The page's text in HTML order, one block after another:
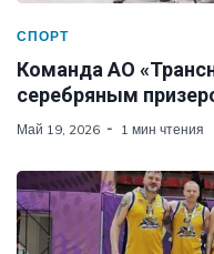
СПОРТ
Команда АО
серебряным
Май 19, 2026 1 мин чтения